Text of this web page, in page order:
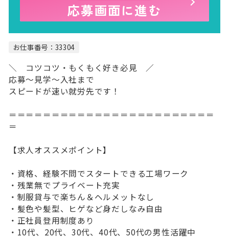
応募画面に進む
お仕事番号：33304
＼ コツコツ・もくもく好き必見 ／
応募～見学～入社まで
スピードが速い就労先です！
＝＝＝＝＝＝＝＝＝＝＝＝＝＝＝＝＝＝＝＝＝＝＝＝
＝
【求人オススメポイント】
・資格、経験不問でスタートできる工場ワーク
・残業無でプライベート充実
・制服貸与で楽ちん＆ヘルメットなし
・髪色や髪型、ヒゲなど身だしなみ自由
・正社員登用制度あり
・10代、20代、30代、40代、50代の男性活躍中